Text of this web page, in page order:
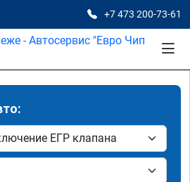
+7 473 200-73-61